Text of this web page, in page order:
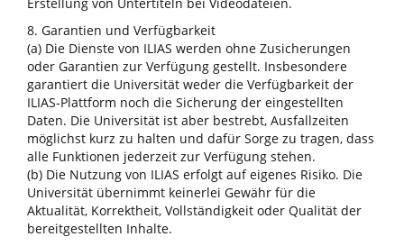
8. Garantien und Verfügbarkeit
(a) Die Dienste von ILIAS werden ohne Zusicherungen
oder Garantien zur Verfügung gestellt. Insbesondere
garantiert die Universität weder die Verfügbarkeit der
ILIAS-Plattform noch die Sicherung der eingestellten
Daten. Die Universität ist aber bestrebt, Ausfallzeiten
möglichst kurz zu halten und dafür Sorge zu tragen, dass
alle Funktionen jederzeit zur Verfügung stehen.
(b) Die Nutzung von ILIAS erfolgt auf eigenes Risiko. Die
Universität übernimmt keinerlei Gewähr für die
Aktualität, Korrektheit, Vollständigkeit oder Qualität der
bereitgestellten Inhalte.